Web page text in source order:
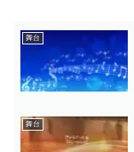
舞台
舞台